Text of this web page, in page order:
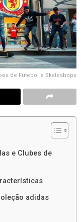
de Futebol e Skateshops
e Clubes de
adidas